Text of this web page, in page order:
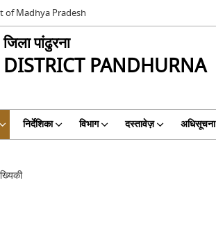
of Madhya Pradesh
जिला पांढुरना
DISTRICT PANDHURNA
निर्देशिका विभाग दस्तावेज़ अधिसूचना